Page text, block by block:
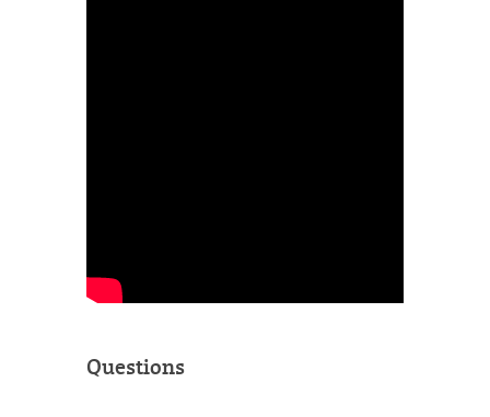
Questions